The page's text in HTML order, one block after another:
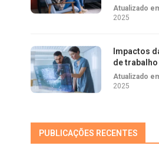
Atualizado
2025
Impactos
de trabalho
Atualizado
2025
PUBLICAÇÕES RECENTES